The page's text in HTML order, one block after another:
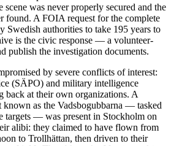
was never properly secured and the
found. A FOIA request for the complete
Swedish authorities to take 195 years to
is the civic response — a volunteer-
publish the investigation documents.
by severe conflicts of interest:
(SÄPO) and military intelligence
back at their own organizations. A
known as the Vadsbogubbarna — tasked
targets — was present in Stockholm on
alibi: they claimed to have flown from
to Trollhättan, then driven to their